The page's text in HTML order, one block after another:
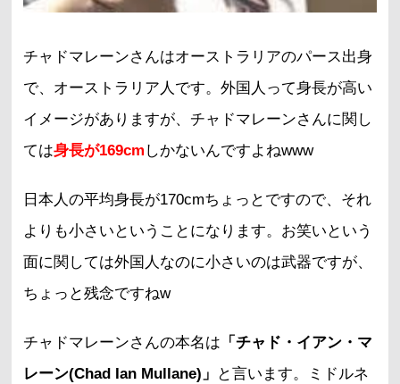
チャドマレーンさんはオーストラリアのパース出身
で、オーストラリア人です。外国人って身長が高い
イメージがありますが、チャドマレーンさんに関し
ては身長が169cm しかないんですよねwww
日本人の平均身長が170cmちょっとですので、それ
よりも小さいということになります。お笑いという
面に関しては外国人なのに小さいのは武器ですが、
ちょっと残念ですねw
チャドマレーンさんの本名は 「チャド・イアン・マ
レーン(Chad Ian Mullane)」
と言います。ミドルネ